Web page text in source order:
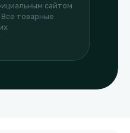
сайтом
товарные